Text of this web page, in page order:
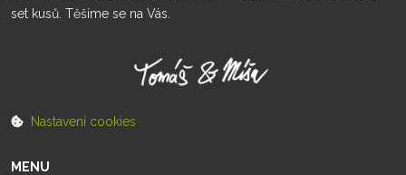
set kusů. Těšíme se na Vás.
Nastavení cookies
MENU